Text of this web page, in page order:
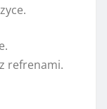
refrenami.